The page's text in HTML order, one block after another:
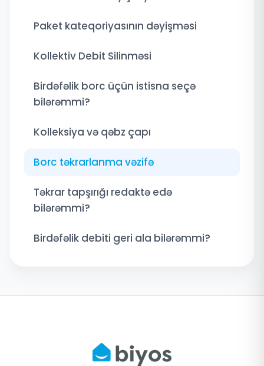
Paket kateqoriyasının dəyişməsi
Kollektiv Debit Silinməsi
Birdəfəlik borc üçün istisna seçə
bilərəmmi?
Kolleksiya və qəbz çapı
Borc təkrarlanma vəzifə
Təkrar tapşırığı redaktə edə
bilərəmmi?
Birdəfəlik debiti geri ala bilərəmmi?